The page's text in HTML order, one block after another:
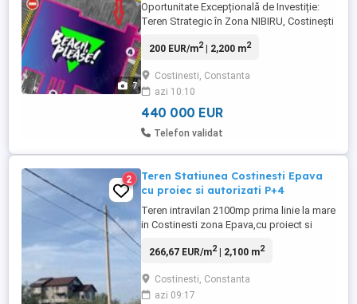
7
Oportunitate Excepțională de Investiție:
Teren Strategic în Zona NIBIRU, Costinești
investiție într-una dintre cele mai dinamice
turistică de pe litoralul românesc: un teren
generos de 2200 mp, situat strategic în
proximitatea viitoarei ...
200 EUR/m2| 2,200 m2
Costinesti, Constanta
azi 10:10
440 000 EUR
Telefon validat
2
Teren Statiunea Costinesti Epava
cu proiec si autorizati P+4
Teren intravilan 2100mp prima linie la mare
in Costinesti zona Epava,cu proiect si
unitati individuale tip apartamente de
deschidere de 30ml la 2drumuri
paralele,iar suprafata construita pe fiecare
266,67 EUR/m2| 2,100 m2
Costinesti, Constanta
azi 09:17